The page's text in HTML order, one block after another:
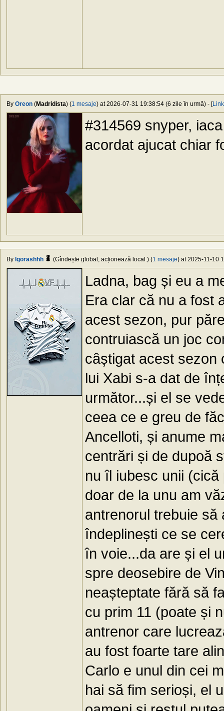
By Oreon (Madridista) (1 mesaje) at 2026-07-31 19:38:54 (6 zile în urmă) - [Link
#314569 snyper,
acordat ajucat chiar
By Igorashhh (Gîndește global, acționează local.) (1 mesaje) at 2025-11-10
Ladna, bag și eu a
Era clar că nu a fost
acest sezon, pur
contruiască un joc
câștigat acest sezon
lui Xabi s-a dat de
următor...și el se
ceea ce e greu de
Ancelloti, și anume
centrări și de dupoă
nu îl iubesc unii
doar de la unu am
antrenorul trebuie
îndeplinești ce se
în voie...da are și el
spre deosebire de
neașteptate fără să
cu prim 11 (poate și
antrenor care
au fost foarte tare
Carlo e unul din cei
hai să fim serioși, el